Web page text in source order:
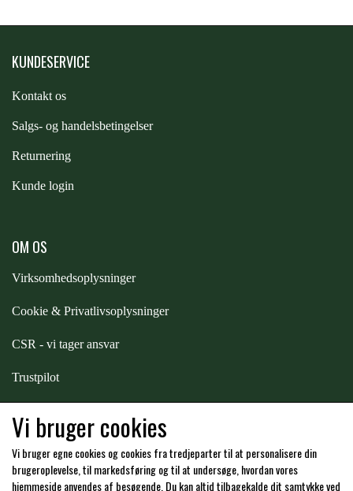
TKO
WALDHAUSEN
WALSH
KUNDESERVICE
Kontakt os
Salgs- og handelsbetingelser
Returnering
Kunde login
OM OS
Virksomhedsoplysninger
Cookie & Privatlivsoplysninger
CSR - vi tager ansvar
Trustpilot
Hos os kan du betale med:
Vi bruger cookies
Vi bruger egne cookies og cookies fra tredjeparter til at personalisere din
brugeroplevelse, til markedsføring og til at undersøge, hvordan vores
hjemmeside anvendes af besøgende. Du kan altid tilbagekalde dit samtykke ved